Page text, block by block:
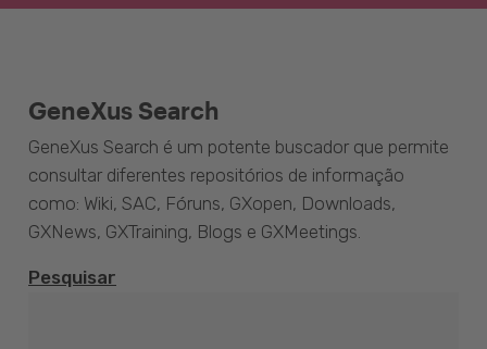
GeneXus Search
GeneXus Search é um potente buscador que permite
consultar diferentes repositórios de informação
como: Wiki, SAC, Fóruns, GXopen, Downloads,
GXNews, GXTraining, Blogs e GXMeetings.
Pesquisar